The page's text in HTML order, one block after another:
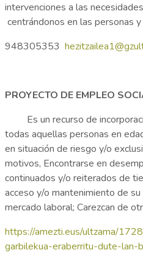
intervenciones a las
centrándonos en las personas
948305353
PROYECTO DE EMPLEO
Es un recurso de
todas aquellas personas en
en situación de riesgo y/o
motivos, Encontrarse en
continuados y/o reiterados de
acceso y/o mantenimiento de
mercado laboral; Carezcan de
https://amezti.eus/ultzama/
garbilekua-eraberritu-dute-lan-